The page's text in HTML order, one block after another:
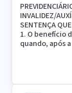
consonância
INVALIDEZ/
SENTENÇA
1. O benefício
quando, após
sequelas
capacidade
totalmente